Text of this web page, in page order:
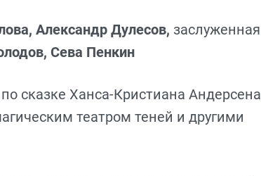
Александр Дулесов, заслуженная
Сева Пенкин
сказке Ханса-Кристиана Андерсена
театром теней и другими